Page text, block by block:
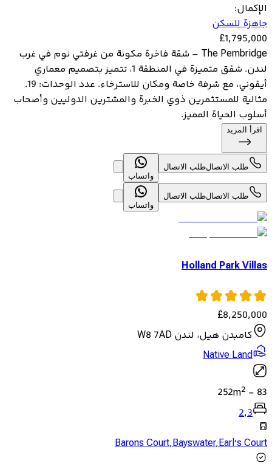
الإكمال:
جاهزة للسكن
£1,795,000
The Pembridge – شقة فاخرة مكونة من غرفتي نوم في غرب
لندن. شقق متميزة في المنطقة 1، تتميز بتصميم معماري
أيقوني، مع شرفة خاصة ومكان للاسترخاء. عدد الوحدات: 19.
مثالية للمستثمرين ذوي الخبرة والمشترين الدوليين وأصحاب
أسلوب الحياة المميز.
اقرأ المزيد
طلب الاتصالطلب الاتصال
واتساب
طلب الاتصالطلب الاتصال
واتساب
Holland Park Villas
£8,250,000
كامبدن هيل، لندن W8 7AD
Native Land
83
-
252m2
2,3
Barons Court,Bayswater,Earl's Court